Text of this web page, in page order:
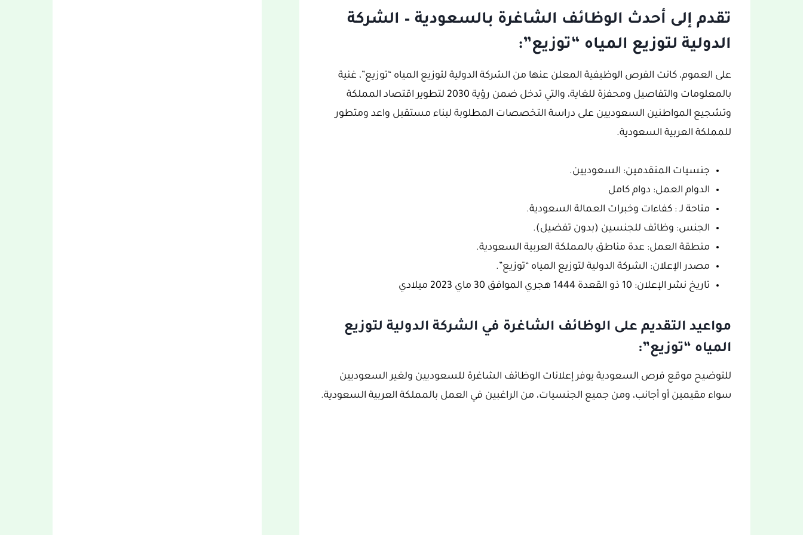
تقدم إلى أحدث الوظائف الشاغرة بالسعودية – الشركة
الدولية لتوزيع المياه “توزيع”:
على العموم، كانت الفرص الوظيفية المعلن عنها من الشركة الدولية لتوزيع المياه “توزيع”، غنية
بالمعلومات والتفاصيل ومحفزة للغاية، والتي تدخل ضمن رؤية 2030 لتطوير اقتصاد المملكة
وتشجيع المواطنين السعوديين على دراسة التخصصات المطلوبة لبناء مستقبل واعد ومتطور
للمملكة العربية السعودية.
جنسيات المتقدمين: السعوديين.
الدوام العمل: دوام كامل
متاحة لـ : كفاءات وخبرات العمالة السعودية.
الجنس: وظائف للجنسين (بدون تفضيل).
منطقة العمل: عدة مناطق بالمملكة العربية السعودية.
مصدر الإعلان: الشركة الدولية لتوزيع المياه “توزيع”.
تاريخ نشر الإعلان: 10 ذو القعدة 1444 هجري الموافق 30 ماي 2023 ميلادي
مواعيد التقديم على الوظائف الشاغرة في الشركة الدولية لتوزيع
المياه “توزيع”:
للتوضيح موقع فرص السعودية يوفر إعلانات الوظائف الشاغرة للسعوديين ولغير السعوديين
سواء مقيمين أو أجانب، ومن جميع الجنسيات، من الراغبين في العمل بالمملكة العربية السعودية.